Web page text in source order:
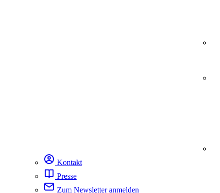
Kontakt
Presse
Zum Newsletter anmelden